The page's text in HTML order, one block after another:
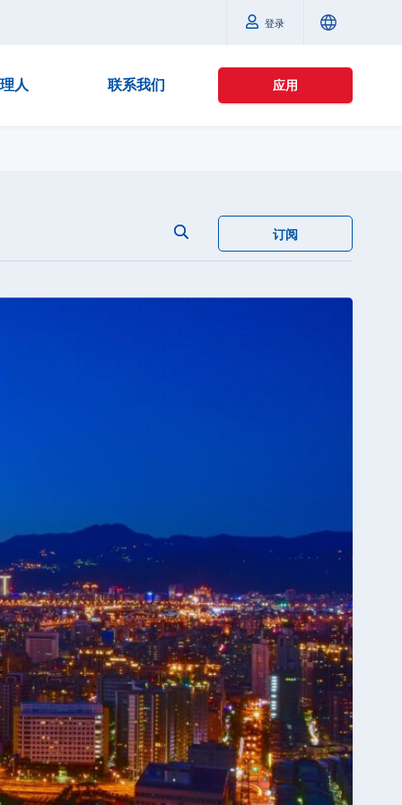
登录
人 联系我们 应用
订阅